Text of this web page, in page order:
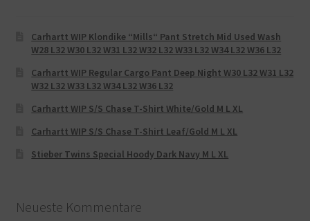
Carhartt WIP Klondike “Mills“ Pant Stretch Mid Used Wash
W28 L32 W30 L32 W31 L32 W32 L32 W33 L32 W34 L32 W36 L32
Carhartt WIP Regular Cargo Pant Deep Night W30 L32 W31 L32
W32 L32 W33 L32 W34 L32 W36 L32
Carhartt WIP S/S Chase T-Shirt White/Gold M L XL
Carhartt WIP S/S Chase T-Shirt Leaf/Gold M L XL
Stieber Twins Special Hoody Dark Navy M L XL
Neueste Kommentare